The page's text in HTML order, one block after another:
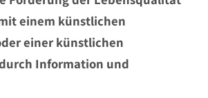
einem künstlichen
einer künstlichen
Information und